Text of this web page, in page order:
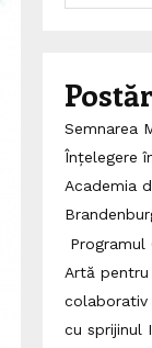
Semnarea
Înțelegere
Academia
Programul
Artă
colaborativ
cu sprijinul